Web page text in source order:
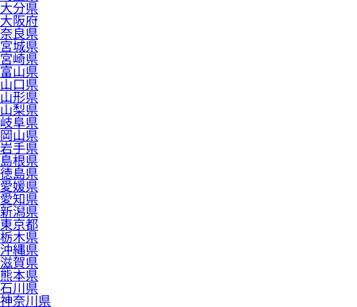
大分県
大阪府
奈良県
宮城県
宮崎県
富山県
山口県
山形県
山梨県
岐阜県
岡山県
岩手県
島根県
徳島県
愛媛県
愛知県
新潟県
東京都
栃木県
沖縄県
滋賀県
熊本県
石川県
神奈川県